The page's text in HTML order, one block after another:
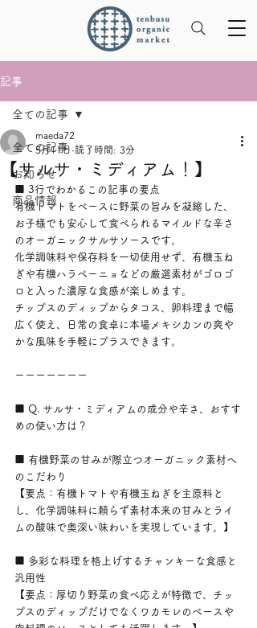
記事
全ての記事
お知らせ
商品情報
全ての記事
【サルサ・ミディアム！】
maeda72
5月11日 読了時間: 3分
■ 3行でわかるこの記事の要点
有機トマトをベースに野菜の旨みを凝縮した、
お子様でも安心して食べられるマイルドな辛さ
のオーガニックサルサソースです。
化学調味料や保存料を一切使用せず、有機玉ね
ぎや有機ハラペーニョなどの厳選素材がゴロゴ
ロと入った濃厚な食感が楽しめます。
チップスのディップからタコス、卵料理まで幅
広く使え、日常の食卓に本場メキシカンの爽や
かな風味を手軽にプラスできます。
ーーーーーーー
■ Q. サルサ・ミディアムの成分や辛さ、おすす
めの使い方は？
■ 有機野菜の甘みが際立つオーガニック素材へ
のこだわり
【要点：有機トマトや有機玉ねぎを主原料と
し、化学調味料に頼らず素材本来の甘みとライ
ムの酸味で奥深い味わいを実現しています。】
■ 多彩な料理を格上げするチャンキーな食感と
汎用性
【要点：厚切り野菜の食べ応えが特徴で、チッ
プスのディップだけでなくワカモレのベースや